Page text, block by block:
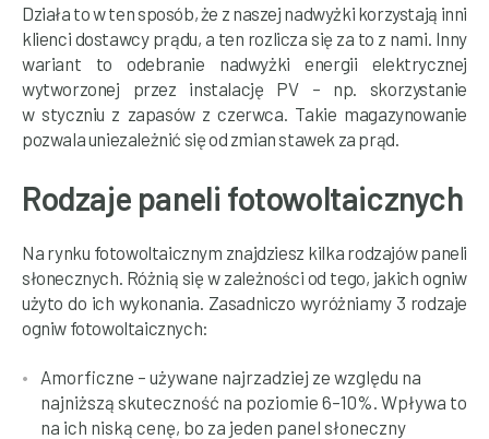
Działa to w ten sposób, że z naszej nadwyżki korzystają inni
klienci dostawcy prądu, a ten rozlicza się za to z nami. Inny
wariant to odebranie nadwyżki energii elektrycznej
wytworzonej przez instalację PV – np. skorzystanie
w styczniu z zapasów z czerwca. Takie magazynowanie
pozwala uniezależnić się od zmian stawek za prąd.
Rodzaje paneli fotowoltaicznych
Na rynku fotowoltaicznym znajdziesz kilka rodzajów paneli
słonecznych. Różnią się w zależności od tego, jakich ogniw
użyto do ich wykonania. Zasadniczo wyróżniamy 3 rodzaje
ogniw fotowoltaicznych:
Amorficzne – używane najrzadziej ze względu na
najniższą skuteczność na poziomie 6–10%. Wpływa to
na ich niską cenę, bo za jeden panel słoneczny